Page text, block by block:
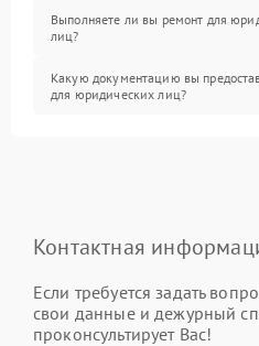
Выполняете ли вы ремонт для
лиц?
Какую документацию вы
для юридических лиц?
Контактная
Если требуется задать
свои данные и дежурный
проконсультирует Вас!